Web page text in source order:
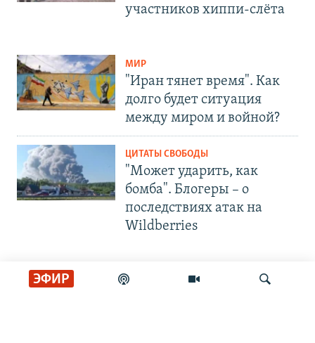
ЭФИР
участников хиппи-слёта
МИР
"Иран тянет время". Как
долго будет ситуация
между миром и войной?
ЦИТАТЫ СВОБОДЫ
"Может ударить, как
бомба". Блогеры – о
последствиях атак на
Wildberries
СОЦИАЛЬНЫЕ СЕТИ